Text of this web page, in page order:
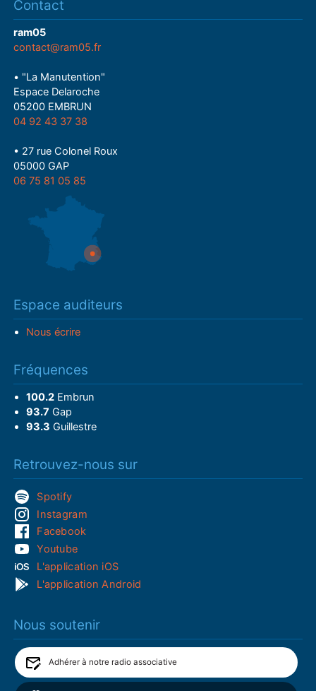
Contact
ram05
contact@ram05.fr
• "La Manutention"
Espace Delaroche
05200 EMBRUN
04 92 43 37 38
• 27 rue Colonel Roux
05000 GAP
06 75 81 05 85
Espace auditeurs
Nous écrire
Fréquences
100.2Embrun
93.7 Gap
93.3 Guillestre
Retrouvez-nous sur
Spotify
Instagram
Facebook
Youtube
L'application iOS
L'application Android
Nous soutenir
Adhérer à notre radio associative